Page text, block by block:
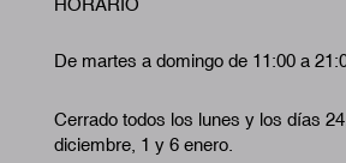
HORARIO
De martes a domingo de 11:00 a
Cerrado todos los lunes y los días
diciembre, 1 y 6 enero.